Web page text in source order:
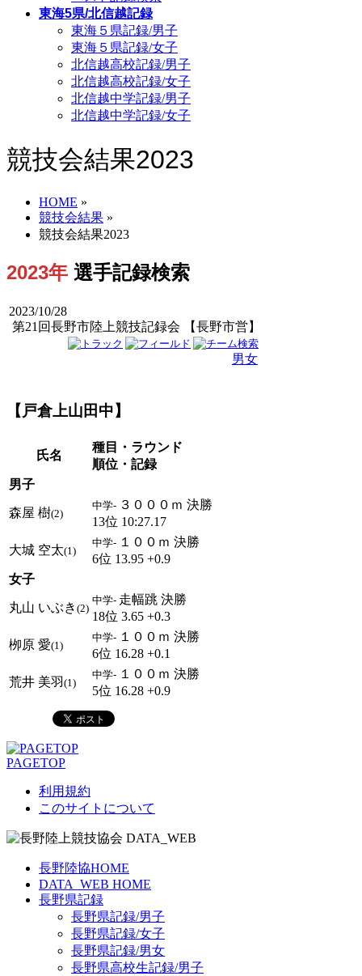
東海5県/北信越記録
東海５県記録/男子
東海５県記録/女子
北信越高校記録/男子
北信越高校記録/女子
北信越中学記録/男子
北信越中学記録/女子
競技会結果2023
HOME »
競技会結果 »
競技会結果2023
2023年 選手記録検索
2023/10/28
第21回長野市陸上競技記録会 【長野市営】
男女
【戸倉上山田中】
氏名
種目・ラウンド
順位・記録
男子
森屋 樹(2)
中学- ３０００ｍ 決勝
13位 10:27.17
大城 空太(1)
中学- １００ｍ 決勝
6位 13.95 +0.9
女子
丸山 いぶき (2)
中学- 走幅跳 決勝
18位 3.65 +0.3
栁原 愛(1)
中学- １００ｍ 決勝
6位 16.28 +0.1
荒井 美羽 (1)
中学- １００ｍ 決勝
5位 16.28 +0.9
PAGETOP
利用規約
このサイトについて
長野陸協HOME
DATA_WEB HOME
長野県記録
長野県記録/男子
長野県記録/女子
長野県記録/男女
長野県高校生記録/男子